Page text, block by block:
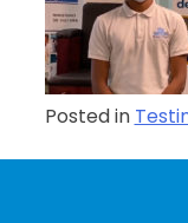
Posted in